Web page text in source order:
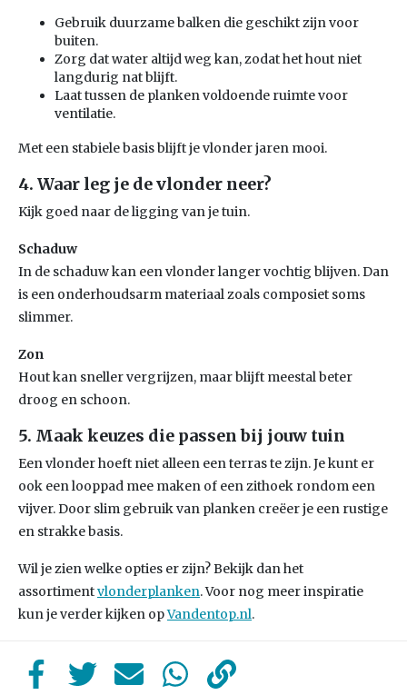
Gebruik duurzame balken die geschikt zijn voor
buiten.
Zorg dat water altijd weg kan, zodat het hout niet
langdurig nat blijft.
Laat tussen de planken voldoende ruimte voor
ventilatie.
Met een stabiele basis blijft je vlonder jaren mooi.
4. Waar leg je de vlonder neer?
Kijk goed naar de ligging van je tuin.
Schaduw
In de schaduw kan een vlonder langer vochtig blijven. Dan
is een onderhoudsarm materiaal zoals composiet soms
slimmer.
Zon
Hout kan sneller vergrijzen, maar blijft meestal beter
droog en schoon.
5. Maak keuzes die passen bij jouw tuin
Een vlonder hoeft niet alleen een terras te zijn. Je kunt er
ook een looppad mee maken of een zithoek rondom een
vijver. Door slim gebruik van planken creëer je een rustige
en strakke basis.
Wil je zien welke opties er zijn? Bekijk dan het
assortimentvlonderplanken. Voor nog meer inspiratie
kun je verder kijken opVandentop.nl.